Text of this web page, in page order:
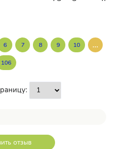
6 7 8 9 10 ...
106
отзыв